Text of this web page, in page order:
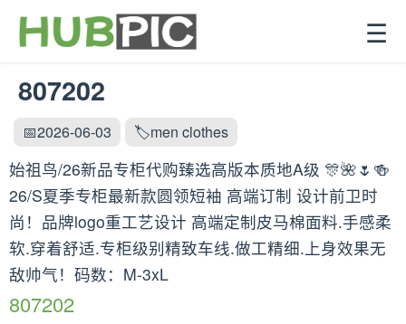
☰
807202
📅2026-06-03 🏷️men clothes
始祖鸟/26新品专柜代购臻选高版本质地A级 🎊🌺🌷🍻
26/S夏季专柜最新款圆领短袖 高端订制 设计前卫时
尚！品牌logo重工艺设计 高端定制皮马棉面料.手感柔
软.穿着舒适.专柜级别精致车线.做工精细.上身效果无
敌帅气！码数：M-3xL
807202